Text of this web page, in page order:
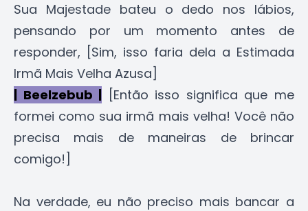
Sua Majestade bateu o dedo nos lábios,
pensando por um momento antes de
responder, [Sim, isso faria dela a Estimada
Irmã Mais Velha Azusa]
| Beelzebub | [Então isso significa que me
formei como sua irmã mais velha! Você não
precisa mais de maneiras de brincar
comigo!]
Na verdade, eu não preciso mais bancar a